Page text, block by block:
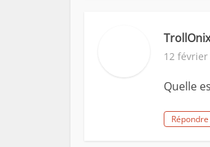
TrollOnix
12
Quelle
Répondre